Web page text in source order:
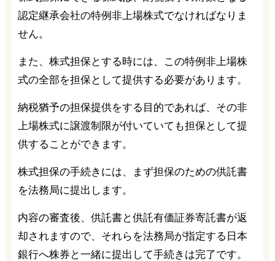
認定継承会社の特例非上場株式でなければなりま
せん。
また、株式担保とする時には、この特例非上場株
式の全部を担保として提供する必要があります。
納税猶予の担保提供をする目的であれば、その非
上場株式に譲渡制限が付いていても担保として提
供することができます。
株式担保の手続きには、まず担保のための供託書
を法務局に提出します。
内容の審査後、供託書と供託有価証券寄託書が返
却されますので、それらを法務局が指定する日本
銀行へ株券と一緒に提出して手続きは完了です。